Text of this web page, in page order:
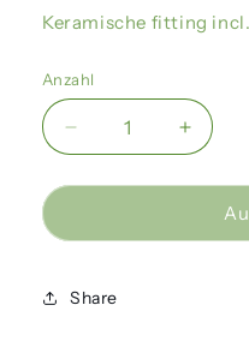
Keramische fitting
Anzahl
Verringere
die
Menge
Giganterra
Keramische
Erhöhe
die
Menge
Share